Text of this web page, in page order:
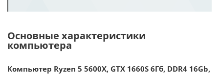
Основные характеристики
компьютера
Компьютер Ryzen 5 5600X, GTX 1660S 6Гб, DDR4 16Gb,